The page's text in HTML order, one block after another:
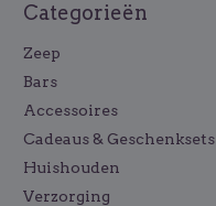
Categorieën
Zeep
Bars
Accessoires
Cadeaus & Geschenksets
Huishouden
Verzorging